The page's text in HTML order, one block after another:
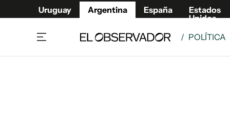
Uruguay Argentina España
Estados
Unidos
/ POLÍTICA